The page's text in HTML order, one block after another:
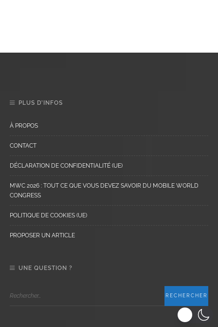
PLUS D’INFOS
À PROPOS
CONTACT
DÉCLARATION DE CONFIDENTIALITÉ (UE)
MWC 2026 : TOUT CE QUE VOUS DEVEZ SAVOIR DU MOBILE WORLD
CONGRESS
POLITIQUE DE COOKIES (UE)
PROPOSER UN ARTICLE
UNE QUESTION ?